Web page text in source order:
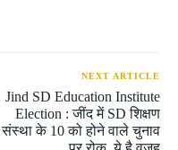
NEXT ARTICLE
Jind SD Education Institute
Election : जींद में SD शिक्षण
संस्था के 10 को होने वाले चुनाव